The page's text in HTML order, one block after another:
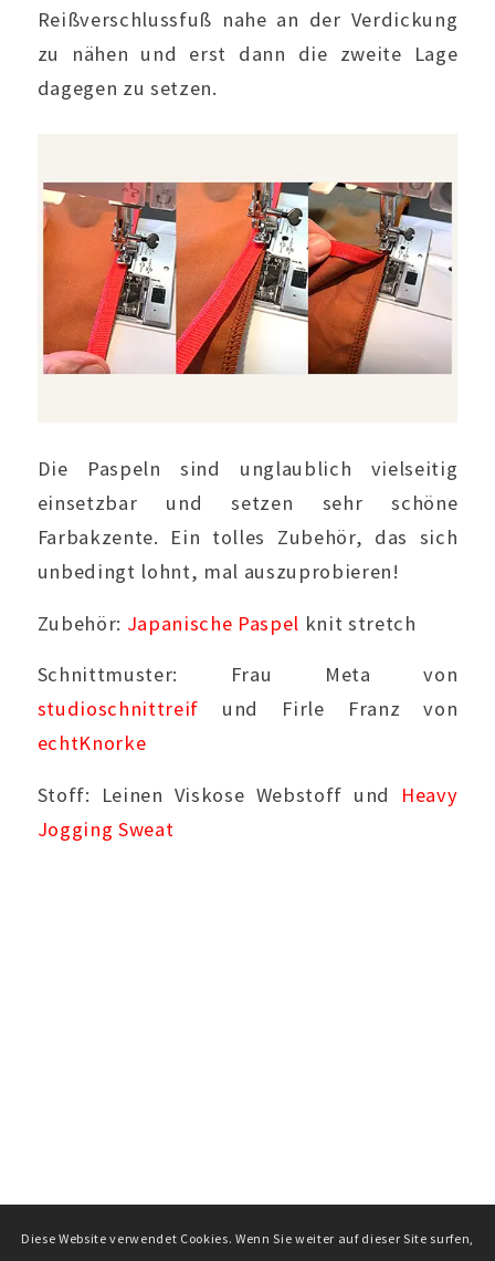
Reißverschlussfuß nahe an der Verdickung
zu nähen und erst dann die zweite Lage
dagegen zu setzen.
Die Paspeln sind unglaublich vielseitig
einsetzbar und setzen sehr schöne
Farbakzente. Ein tolles Zubehör, das sich
unbedingt lohnt, mal auszuprobieren!
Zubehör: Japanische Paspel knit stretch
Schnittmuster: Frau Meta von
studioschnittreif und Firle Franz von
echtKnorke
Stoff: Leinen Viskose Webstoff und Heavy
Jogging Sweat
Diese Website verwendet Cookies. Wenn Sie weiter auf dieser Site surfen,